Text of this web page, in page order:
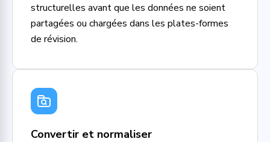
structurelles avant que les données ne soient
partagées ou chargées dans les plates-formes
de révision.
Convertir et normaliser